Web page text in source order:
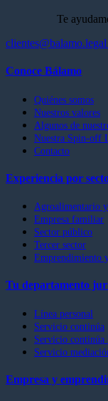
Te
clientes@balamo.legal
Conoce Bálamo
Quiénes somos
Nuestros valores
Algunos de
Nuestra Spin-off
Contacto
Experiencia por
Agroalimentario
Empresa familiar
Sector público
Tercer sector
Emprendimiento
Tu departamento
Línea personal
Servicio continúa
Servicio continúa
Servicio
Empresa y